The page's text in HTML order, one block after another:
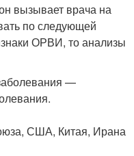
вызывает врача на
по следующей
ОРВИ, то анализы
—
США, Китая, Ирана